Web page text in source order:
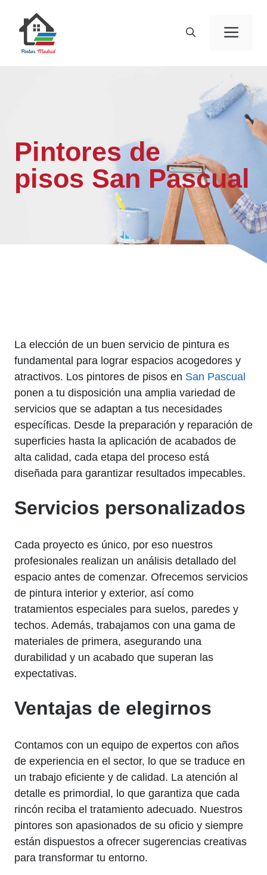
contenido
Pintores de
pisos San Pascual
La elección de un buen servicio de pintura es
fundamental para lograr espacios acogedores y
atractivos. Los pintores de pisos en San Pascual
ponen a tu disposición una amplia variedad de
servicios que se adaptan a tus necesidades
específicas. Desde la preparación y reparación de
superficies hasta la aplicación de acabados de
alta calidad, cada etapa del proceso está
diseñada para garantizar resultados impecables.
Servicios personalizados
Cada proyecto es único, por eso nuestros
profesionales realizan un análisis detallado del
espacio antes de comenzar. Ofrecemos servicios
de pintura interior y exterior, así como
tratamientos especiales para suelos, paredes y
techos. Además, trabajamos con una gama de
materiales de primera, asegurando una
durabilidad y un acabado que superan las
expectativas.
Ventajas de elegirnos
Contamos con un equipo de expertos con años
de experiencia en el sector, lo que se traduce en
un trabajo eficiente y de calidad. La atención al
detalle es primordial, lo que garantiza que cada
rincón reciba el tratamiento adecuado. Nuestros
pintores son apasionados de su oficio y siempre
están dispuestos a ofrecer sugerencias creativas
para transformar tu entorno.